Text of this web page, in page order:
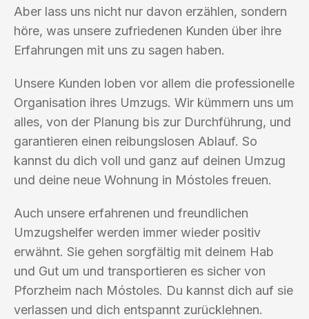
Aber lass uns nicht nur davon erzählen, sondern
höre, was unsere zufriedenen Kunden über ihre
Erfahrungen mit uns zu sagen haben.
Unsere Kunden loben vor allem die professionelle
Organisation ihres Umzugs. Wir kümmern uns um
alles, von der Planung bis zur Durchführung, und
garantieren einen reibungslosen Ablauf. So
kannst du dich voll und ganz auf deinen Umzug
und deine neue Wohnung in Móstoles freuen.
Auch unsere erfahrenen und freundlichen
Umzugshelfer werden immer wieder positiv
erwähnt. Sie gehen sorgfältig mit deinem Hab
und Gut um und transportieren es sicher von
Pforzheim nach Móstoles. Du kannst dich auf sie
verlassen und dich entspannt zurücklehnen.